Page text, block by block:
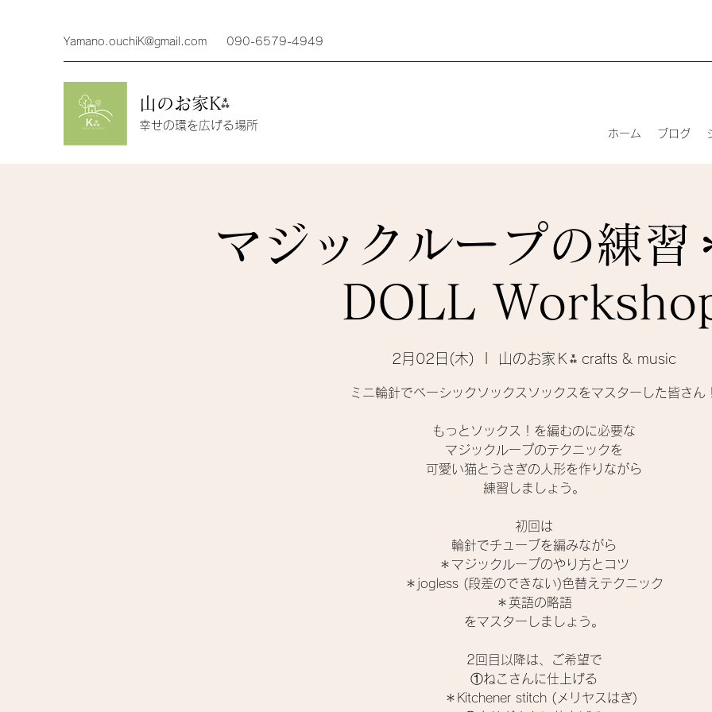
Yamano.ouchiK@gmail.com 090-6579-4949
山のお家K⁂
幸せの環を広げる場所
ホーム ブログ
マジックループの練
DOLL
2月02日(木) 山のお家Ｋ⁂ crafts & music
ミニ輪針でベーシックソックスソックスをマスターした皆さん
もっとソックス！を編むのに必要な
マジックループのテクニックを
可愛い猫とうさぎの人形を作りながら
練習しましょう。
初回は
輪針でチューブを編みながら
＊マジックループのやり方とコツ
＊jogless (段差のできない)色替えテクニック
＊英語の略語
をマスターしましょう。
2回目以降は、ご希望で
①ねこさんに仕上げる
＊Kitchener stitch (メリヤスはぎ)